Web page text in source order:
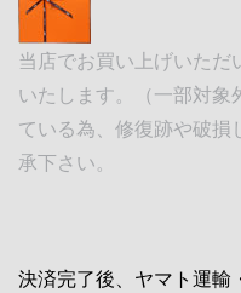
当店でお買い上げいただ
いたします。（一部対象
ている為、修復跡や破損
承下さい。
決済完了後、ヤマト運輸